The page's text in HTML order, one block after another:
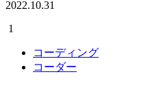
2022.10.31
1
コーディング
コーダー